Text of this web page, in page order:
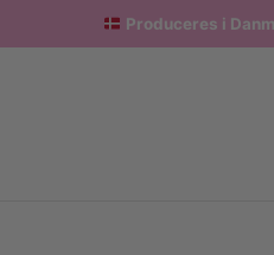
Produceres i